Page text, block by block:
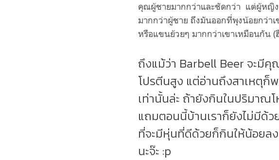
คุณผู้ชายมากกว่าและชัดกว่า แต่ผู้หญิง
มากกว่าผู้ชาย ถึงมันออกที่พุงน้อยกว่า
หรือแขนย้วยๆ มากกว่าเขาเหมือนกัน (
ถึงแม้ว่า Barbell Beer จะมี
โปรตีนสูง แต่อ่านถึงสาเหตุ
เท่านั้นล่ะ ถ้ายังกินในปริมาณ
แถมตอนนี้บ้านเราก็ยังไม่มีด้ว
ที่จะมีหุ่นที่ดีด้วยก็กินให้น้อยล
นะจ๊ะ :p